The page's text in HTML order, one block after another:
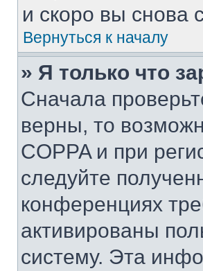
и скоро вы снова
Вернуться к началу
» Я только что
Сначала
верны, то
COPPA и при
следуйте
конференциях
активированы
систему. Эта